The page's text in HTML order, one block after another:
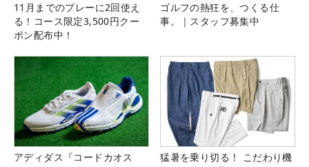
11月までのプレーに2回使え
る！コース限定3,500円クー
ポン配布中！
ゴルフの熱狂を、つくる仕
事。｜スタッフ募集中
アディダス『コードカオス
猛暑を乗り切る！ こだわり機